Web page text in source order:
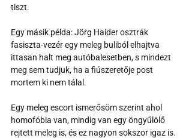
tiszt.
Egy másik példa: Jörg Haider osztrák
fasiszta-vezér egy meleg buliból elhajtva
ittasan halt meg autóbalesetben, s mindezt
meg sem tudjuk, ha a fiúszeretője post
mortem ki nem tálal.
Egy meleg escort ismerősöm szerint ahol
homofóbia van, mindig van egy öngyűlölő
rejtett meleg is, és ez nagyon sokszor igaz is.